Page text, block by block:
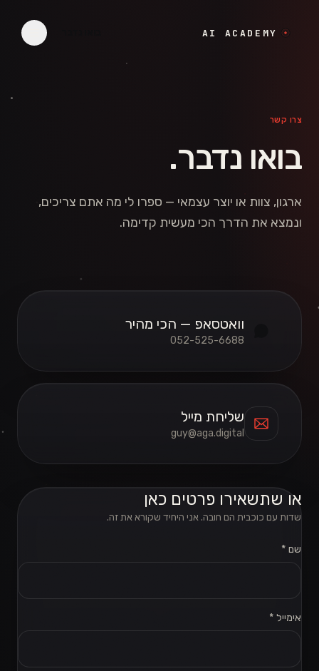
AI ACADEMY
צרו קשר
בואו נדבר.
ארגון, צוות או יוצר עצמאי — ספרו לי מה אתם צריכים,
ונמצא את הדרך הכי מעשית קדימה.
וואטסאפ — הכי מהיר
052-525-6688
שליחת מייל
guy@aga.digital
או שתשאירו פרטים כאן
שדות עם כוכבית הם חובה. אני היחיד שקורא את זה.
אל תמלאו את השדה הזה
שם *
אימייל *